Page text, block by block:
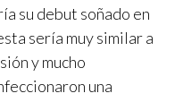
su debut soñado en
sería muy similar a
y mucho
una